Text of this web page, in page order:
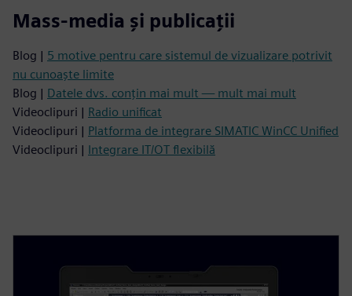
Mass-media și publicații
Blog | 5 motive pentru care sistemul de vizualizare potrivit
nu cunoaște limite
Blog | Datele dvs. conțin mai mult — mult mai mult
Videoclipuri | Radio unificat
Videoclipuri | Platforma de integrare SIMATIC WinCC Unified
Videoclipuri | Integrare IT/OT flexibilă